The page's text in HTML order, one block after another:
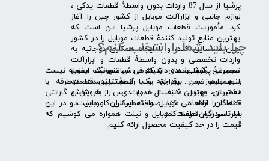
​پرشیا از سال 87 واردات بدون واسطۀ قطعات یدکی ،
لوازم جانبی و ابزارآلات موبایل از کشور چین را آغاز
کرد. مأموریت قطعات موبایل پرشیا این است که
بهترین منابع تولید کنندۀ قطعات موبایل را در کشور
چین شناسایی کند، و با ایجاد همکاری دوجانبه به
واردات تخصصی و بدون واسطۀ قطعات و ابزارآلات
تعمیراتی گوشی های شیائومی سامسونگ ایفون
لنوو ایسوز و .... پرداخته و با کیفیت­ترین قطعات
تعمیراتی موبایل مانند ال سی دی را به پخش
کنندگان قطعات موبایل و تعمیرکاران موبایل در
سرتاسر ایران عرضه کند.
چرا باید شما را انتخاب کنم؟
​​ ​مجموعۀ پرشیا عقیده دارد که فروش تنها یک معامله نیست
و همواره ضمن برقراری یک رابطۀ بلندمدت دوطرفه با
مشتریان، بهترین کیفیت خدمات پس از فروش و گارانتی
قطعات را ارائه می­ کند. صداقت اساس کار ماست و در این
بازار سردرگم قطعات موبایل و تبلت همواره می کوشیم که
قیمت را در حد کیفیت محصول ارائه کنیم.